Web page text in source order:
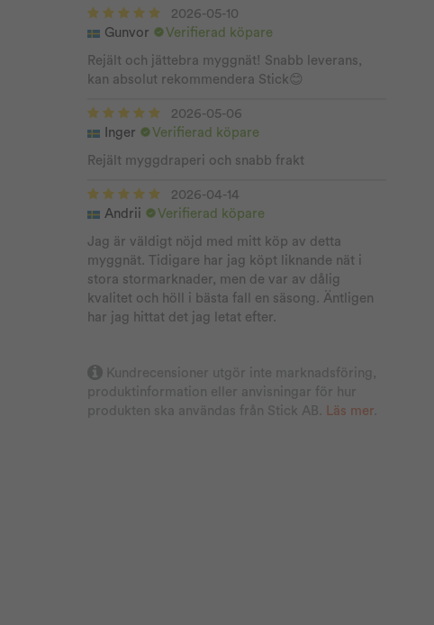
2026-05-10
Gunvor
Verifierad köpare
Rejält och jättebra myggnät! Snabb leverans,
kan absolut rekommendera Stick😊
2026-05-06
Inger
Verifierad köpare
Rejält myggdraperi och snabb frakt
2026-04-14
Andrii
Verifierad köpare
Jag är väldigt nöjd med mitt köp av detta
myggnät. Tidigare har jag köpt liknande nät i
stora stormarknader, men de var av dålig
kvalitet och höll i bästa fall en säsong. Äntligen
har jag hittat det jag letat efter.
Marita
Verifierad köpare
Superbra myggnät till dörren!
Superbra tjock kardborreband
Kundrecensioner utgör inte marknadsföring,
produktinformation eller anvisningar för hur
produkten ska användas från Stick AB.
Läs mer